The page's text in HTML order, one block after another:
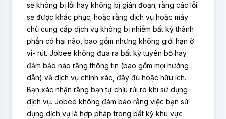
sẽ không bị lỗi hay không bị gián đoạn; rằng các lỗi
sẽ được khắc phục; hoặc rằng dịch vụ hoặc máy
chủ cung cấp dịch vụ không bị nhiễm bất kỳ thành
phần có hại nào, bao gồm nhưng không giới hạn ở
vi- rút. Jobee không đưa ra bất kỳ tuyên bố hay
đảm bảo nào rằng thông tin (bao gồm mọi hướng
dẫn) về dịch vụ chính xác, đầy đủ hoặc hữu ích.
Bạn xác nhận rằng bạn tự chịu rủi ro khi sử dụng
dịch vụ. Jobee không đảm bảo rằng việc bạn sử
dụng dịch vụ là hợp pháp trong bất kỳ khu vực